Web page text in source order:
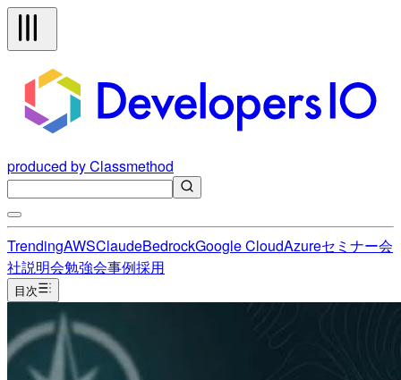
produced by Classmethod
TrendingAWSClaudeBedrockGoogle CloudAzureセミナー会
社説明会勉強会事例採用
目次